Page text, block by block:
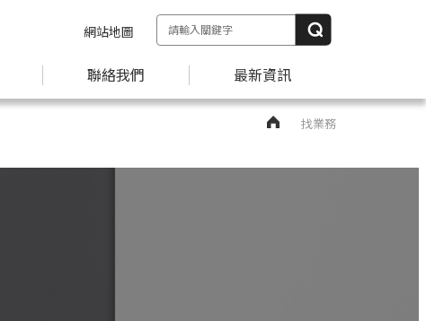
網站地圖
聯絡我們 最新資訊
找業務